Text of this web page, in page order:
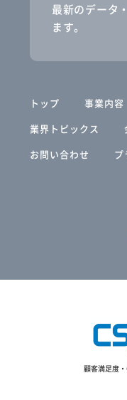
最新のデータ
ます。
トップ 事業内容
業界トピックス
お問い合わせ
プ
顧客満足度